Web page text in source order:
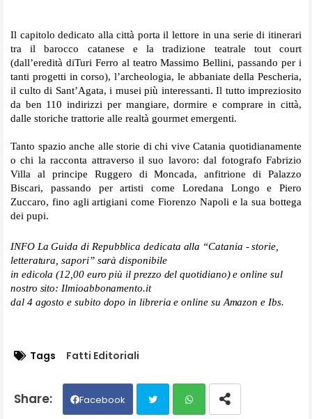
Il capitolo dedicato alla città porta il lettore in una serie di itinerari
tra il barocco catanese e la tradizione teatrale tout court
(dall’eredità diTuri Ferro al teatro Massimo Bellini, passando per i
tanti progetti in corso), l’archeologia, le abbaniate della Pescheria,
il culto di Sant’Agata, i musei più interessanti. Il tutto impreziosito
da ben 110 indirizzi per mangiare, dormire e comprare in città,
dalle storiche trattorie alle realtà gourmet emergenti.
Tanto spazio anche alle storie di chi vive Catania quotidianamente
o chi la racconta attraverso il suo lavoro: dal fotografo Fabrizio
Villa al principe Ruggero di Moncada, anfitrione di Palazzo
Biscari, passando per artisti come Loredana Longo e Piero
Zuccaro, fino agli artigiani come Fiorenzo Napoli e la sua bottega
dei pupi.
INFO La Guida di Repubblica dedicata alla “Catania - storie,
letteratura, sapori” sarà disponibile
in edicola (12,00 euro più il prezzo del quotidiano) e on­line sul
nostro sito: Ilmioabbonamento.it
dal 4 agosto e subito dopo in libreria e online su Amazon e Ibs.
Tags Fatti Editoriali
Facebook